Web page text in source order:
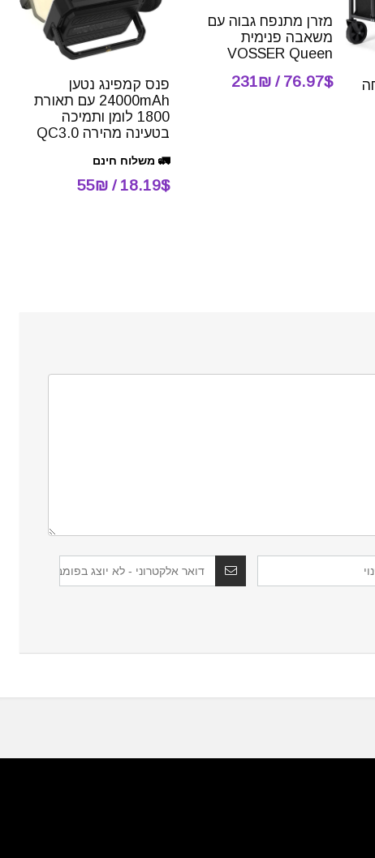
מזרן מתנפח גבוה עם
משאבה פנימית
VOSSER Queen
76.97$ / 231₪
פנס קמפינג נטען
24000mAh עם תאורת
1800 לומן ותמיכה
בטעינה מהירה QC3.0
🚛 משלוח חינם
18.19$ / 55₪